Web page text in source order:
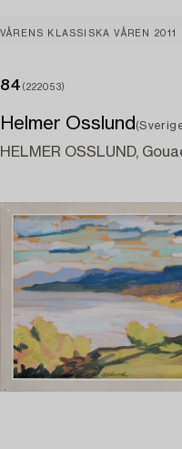
VÅRENS KLASSISKA VÅREN 2011
84 (222053)
Helmer Osslund
HELMER OSSLUND,